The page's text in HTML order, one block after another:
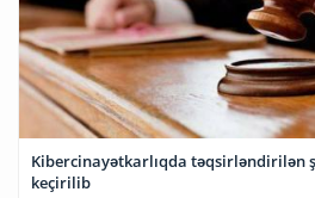
Kibercinayətkarlıqda təqsirləndirilən
keçirilib